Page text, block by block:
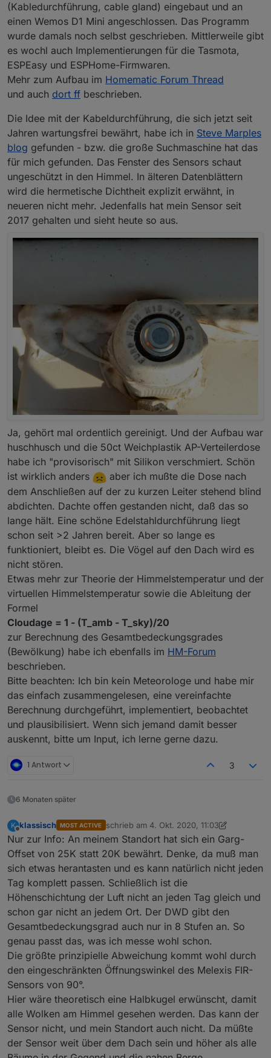
(Kabledurchführung, cable gland) eingebaut und an
einen Wemos D1 Mini angeschlossen. Das Programm
wurde damals noch selbst geschrieben. Mittlerweile gibt
es wochl auch Implementierungen für die Tasmota,
ESPEasy und ESPHome-Firmwaren.
Mehr zum Aufbau im Homematic Forum Thread
und auch dort ff beschrieben.
Die Idee mit der Kabeldurchführung, die sich jetzt seit
Jahren wartungsfrei bewährt, habe ich in Steve Marples
blog gefunden - bzw. die große Suchmaschine hat das
für mich gefunden. Das Fenster des Sensors schaut
ungeschützt in den Himmel. In älteren Datenblättern
wird die hermetische Dichtheit explizit erwähnt, in
neueren nicht mehr. Jedenfalls hat mein Sensor seit
2017 gehalten und sieht heute so aus.
Ja, gehört mal ordentlich gereinigt. Und der Aufbau war
huschhusch und die 50ct Weichplastik AP-Verteilerdose
habe ich "provisorisch" mit Silikon verschmiert. Schön
ist wirklich anders
aber ich mußte die Dose nach
dem Anschließen auf der zu kurzen Leiter stehend blind
abdichten. Dachte offen gestanden nicht, daß das so
lange hält. Eine schöne Edelstahldurchführung liegt
schon seit >2 Jahren bereit. Aber so lange es
funktioniert, bleibt es. Die Vögel auf den Dach wird es
nicht stören.
Etwas mehr zur Theorie der Himmelstemperatur und der
virtuellen Himmelstemperatur sowie die Ableitung der
Formel
Cloudage = 1 - (T_amb - T_sky)/20
zur Berechnung des Gesamtbedeckungsgrades
(Bewölkung) habe ich ebenfalls im HM-Forum
beschrieben.
Bitte beachten: Ich bin kein Meteorologe und habe mir
das einfach zusammengelesen, eine vereinfachte
Berechnung durchgeführt, implementiert, beobachtet
und plausibilisiert. Wenn sich jemand damit besser
auskennt, bitte um Input, ich lerne gerne dazu.
1 Antwort 3
6 Monaten später
K
Offline
klassisch MOST ACTIVE schrieb am 4. Okt. 2020, 11:03
zuletzt editiert von klassisch10. Apr. 2020,
Nur zur Info: An meinem Standort hat sich ein Garg-
Offset von 25K statt 20K bewährt. Denke, da muß man
sich etwas herantasten und es kann natürlich nicht jeden
Tag komplett passen. Schließlich ist die
Höhenschichtung der Luft nicht an jeden Tag gleich und
schon gar nicht an jedem Ort. Der DWD gibt den
Gesamtbedeckungsgrad auch nur in 8 Stufen an. So
genau passt das, was ich messe wohl schon.
Die größte prinzipielle Abweichung kommt wohl durch
den eingeschränkten Öffnungswinkel des Melexis FIR-
Sensors von 90°.
Hier wäre theoretisch eine Halbkugel erwünscht, damit
alle Wolken am Himmel gesehen werden. Das kann der
Sensor nicht, und mein Standort auch nicht. Da müßte
der Sensor weit über dem Dach sein und höher als alle